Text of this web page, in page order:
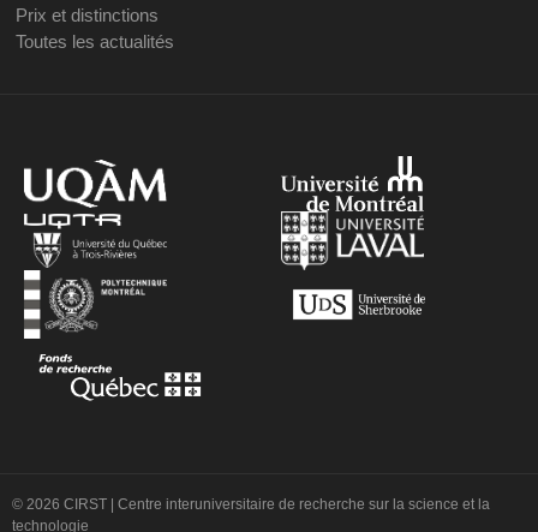
Prix et distinctions
Toutes les actualités
© 2026 CIRST | Centre interuniversitaire de recherche sur la science et la
technologie